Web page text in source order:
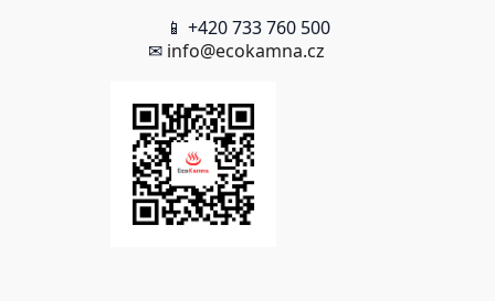
📱 +420 733 760 500
✉ info@ecokamna.cz